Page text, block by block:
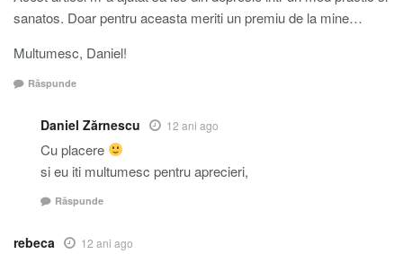
sanatos. Doar pentru aceasta meriti un premiu de la mine…
Multumesc, Daniel!
Răspunde
Daniel Zărnescu 12 ani ago
Cu placere
si eu iti multumesc pentru aprecieri,
Răspunde
rebeca 12 ani ago